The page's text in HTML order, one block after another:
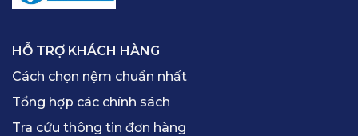
HỖ TRỢ KHÁCH HÀNG
Cách chọn nệm chuẩn nhất
Tổng hợp các chính sách
Tra cứu thông tin đơn hàng